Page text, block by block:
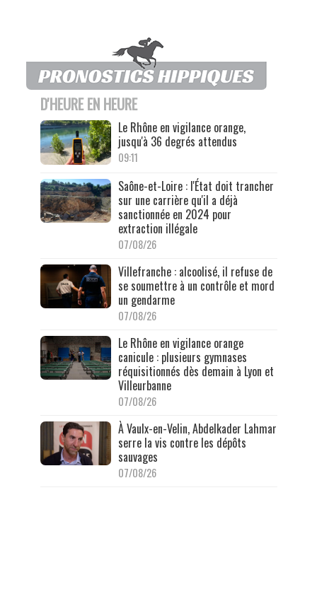
D'HEURE EN HEURE
Le Rhône en vigilance orange,
jusqu'à 36 degrés attendus
09:11
Saône-et-Loire : l'État doit trancher
sur une carrière qu'il a déjà
sanctionnée en 2024 pour
extraction illégale
07/08/26
Villefranche : alcoolisé, il refuse de
se soumettre à un contrôle et mord
un gendarme
07/08/26
Le Rhône en vigilance orange
canicule : plusieurs gymnases
réquisitionnés dès demain à Lyon et
Villeurbanne
07/08/26
À Vaulx-en-Velin, Abdelkader Lahmar
serre la vis contre les dépôts
sauvages
07/08/26